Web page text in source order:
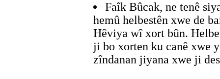
Faîk Bûcak, ne tenê
hemû helbestên xwe de
Hêviya wî xort bûn.
ji bo xorten ku canê xwe
zîndanan jiyana xwe ji